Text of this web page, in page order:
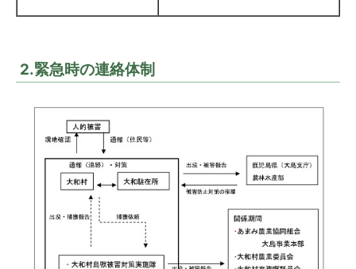
2.緊急時の連絡体制